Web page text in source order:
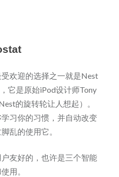
欢迎的选择之一就是Nest
它是原始iPod设计师Tony
的旋转轮让人想起）。
习你的习惯，并自动改变
乱的使用它。
友好的，也许是三个智能
用。